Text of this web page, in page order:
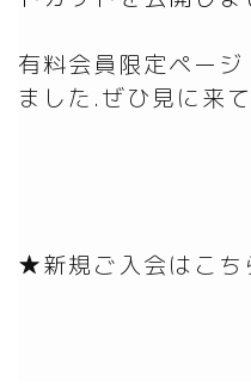
有料会員限定ペー
ました.ぜひ見に来
★新規ご入会はこち